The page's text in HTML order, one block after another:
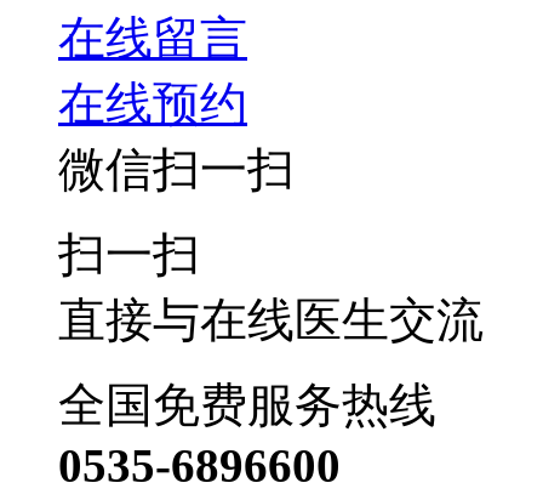
在线留言
在线预约
微信扫一扫
扫一扫
直接与在线医生交流
全国免费服务热线
0535-6896600